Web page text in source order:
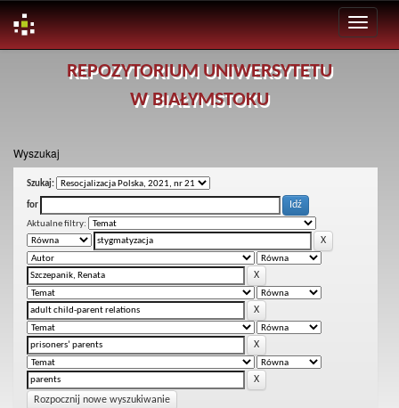
REPOZYTORIUM UNIWERSYTETU
W BIAŁYMSTOKU
Wyszukaj
Szukaj:
for
Aktualne filtry:
Rozpocznij nowe wyszukiwanie